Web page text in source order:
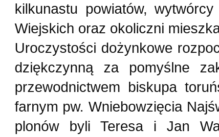
kilkunastu powiatów,
Wiejskich oraz okoliczni
Uroczystości dożynkowe
dziękczynną za pomyślne
przewodnictwem biskupa
farnym pw. Wniebowzięcia
plonów byli Teresa i Jan